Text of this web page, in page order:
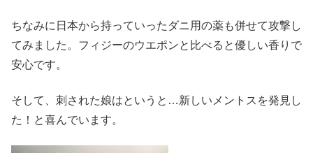
ちなみに日本から持っていったダニ用の薬も併せて攻撃し
てみました。フィジーのウエポンと比べると優しい香りで
安心です。
そして、刺された娘はというと…新しいメントスを発見し
た！と喜んでいます。